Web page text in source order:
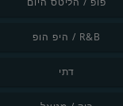
R&B / היפ הופ
דתי